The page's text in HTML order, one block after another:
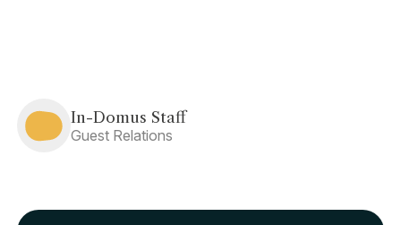
In-Domus Staff
Guest Relations